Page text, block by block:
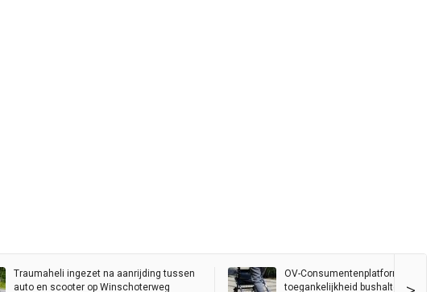
Traumaheli ingezet na aanrijding tussen
auto en scooter op Winschoterweg
OV-Consumentenplatform wil
toegankelijkheid bushalte